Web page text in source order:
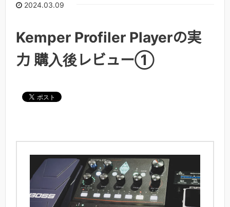
2024.03.09
Kemper Profiler Playerの実
力 購入後レビュー①